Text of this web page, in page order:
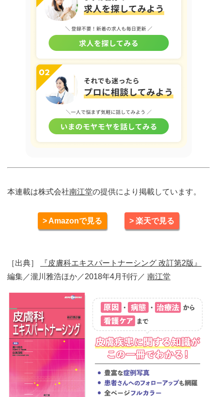
本連載は株式会社南江堂の提供により掲載しています。
> Amazonで見る > 楽天で見る
［出典］
『皮膚科エキスパートナーシング 改訂第2版』
編集／瀧川雅浩ほか／2018年4月刊行／ 南江堂